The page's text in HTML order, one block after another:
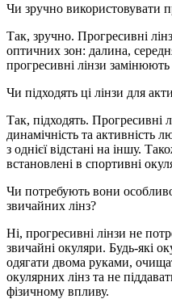
Чи зручно використовувати
Так, зручно. Прогресивні
оптичних зон: далина,
прогресивні лінзи
Чи підходять ці лінзи для
Так, підходять. Прогресивні
динамічність та активність
з однієї відстані на іншу.
встановлені в спортивні
Чи потребують вони
звичайних лінз?
Ні, прогресивні лінзи не
звичайні окуляри. Будь-які
одягати двома руками,
окулярних лінз та не
фізичному впливу.